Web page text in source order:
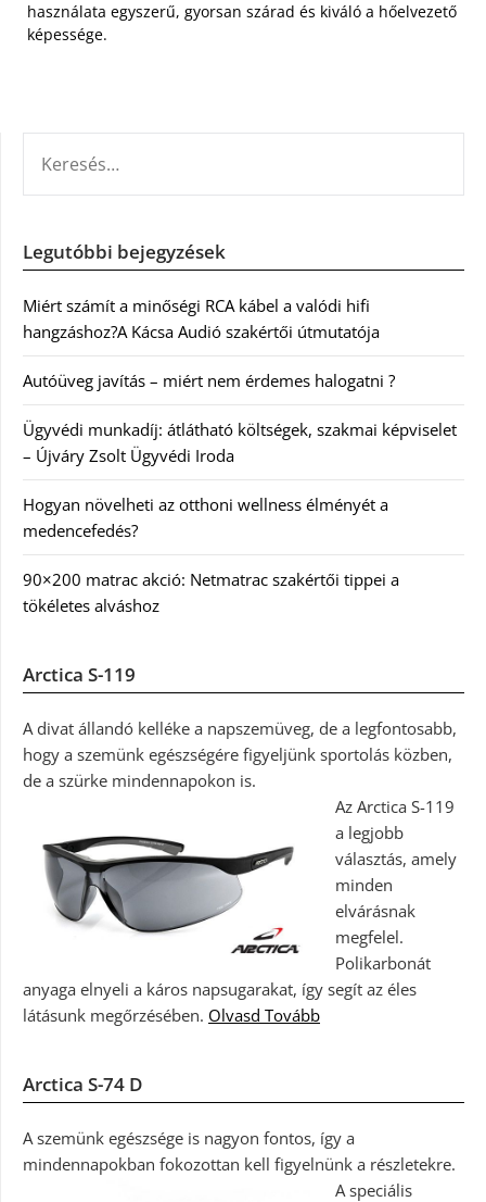
használata egyszerű, gyorsan szárad és kiváló a hőelvezető
képessége.
Legutóbbi bejegyzések
Miért számít a minőségi RCA kábel a valódi hifi
hangzáshoz?A Kácsa Audió szakértői útmutatója
Autóüveg javítás – miért nem érdemes halogatni ?
Ügyvédi munkadíj: átlátható költségek, szakmai képviselet
– Újváry Zsolt Ügyvédi Iroda
Hogyan növelheti az otthoni wellness élményét a
medencefedés?
90×200 matrac akció: Netmatrac szakértői tippei a
tökéletes alváshoz
Arctica S-119
A divat állandó kelléke a napszemüveg, de a legfontosabb,
hogy a szemünk egészségére figyeljünk sportolás közben,
de a szürke mindennapokon is.
Az Arctica S-119
a legjobb
választás, amely
minden
elvárásnak
megfelel.
Polikarbonát
anyaga elnyeli a káros napsugarakat, így segít az éles
látásunk megőrzésében. Olvasd Tovább
Arctica S-74 D
A szemünk egészsége is nagyon fontos, így a
mindennapokban fokozottan kell figyelnünk a részletekre.
A speciális